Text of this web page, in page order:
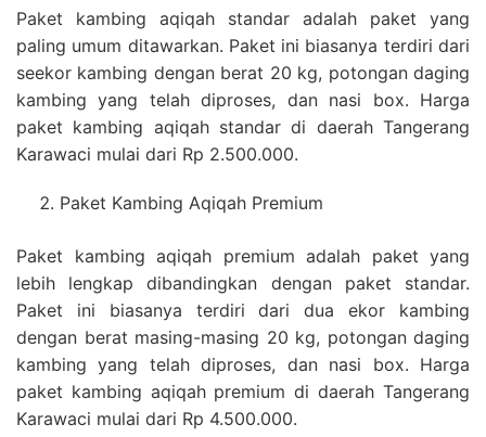
Paket kambing aqiqah standar adalah paket yang
paling umum ditawarkan. Paket ini biasanya terdiri dari
seekor kambing dengan berat 20 kg, potongan daging
kambing yang telah diproses, dan nasi box. Harga
paket kambing aqiqah standar di daerah Tangerang
Karawaci mulai dari Rp 2.500.000.
Paket Kambing Aqiqah Premium
Paket kambing aqiqah premium adalah paket yang
lebih lengkap dibandingkan dengan paket standar.
Paket ini biasanya terdiri dari dua ekor kambing
dengan berat masing-masing 20 kg, potongan daging
kambing yang telah diproses, dan nasi box. Harga
paket kambing aqiqah premium di daerah Tangerang
Karawaci mulai dari Rp 4.500.000.